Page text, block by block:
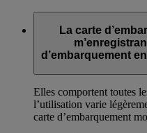
La carte
d’embarquement
Elles comportent toutes
l’utilisation varie
carte d’embarquement